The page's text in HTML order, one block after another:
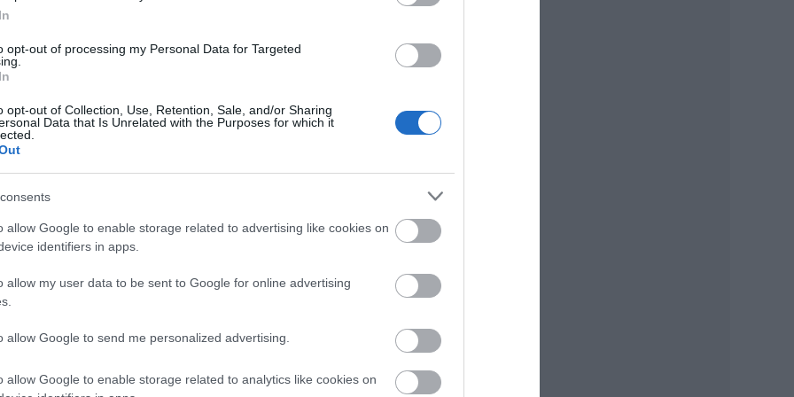
opt-out of processing my Personal Data for Targeted
opt-out of Collection, Use, Retention, Sale, and/or Sharing
Data that Is Unrelated with the Purposes for which it
allow Google to enable storage related to advertising like cookies on
identifiers in apps.
allow my user data to be sent to Google for online advertising
allow Google to send me personalized advertising.
allow Google to enable storage related to analytics like cookies on
fürge lábakkal szökell
léha lantzenére.
nem játszani születtem
és szerelem fénye nélkül
előtt nem feszíthet,
minden szép aránytól
becsapott termetemmel,